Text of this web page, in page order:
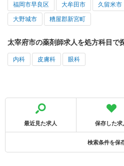
福岡市早良区 大牟田市 久留米市
大野城市 糟屋郡新宮町
太宰府市の薬剤師求人を処方科目で
内科 皮膚科 眼科
最近見た求人 保存した求
検索条件を保